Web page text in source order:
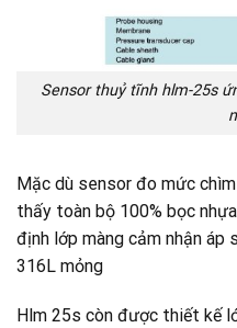
Sensor thuỷ tĩnh hlm-25s
Mặc dù sensor đo mức
thấy toàn bộ 100% bọc
định lớp màng cảm nhận
316L mỏng
Hlm 25s còn được thiết kế